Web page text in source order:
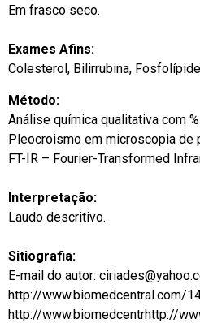
Em frasco seco.
Exames Afins:
Colesterol, Bilirrubina,
Método:
Análise química qualitativa com
Pleocroismo em microscopia de
FT-IR – Fourier-Transformed
Interpretação:
Laudo descritivo.
Sitiografia:
E-mail do autor:
http://www.biomedcentral.com/
http://www.biomedcentrhttp://